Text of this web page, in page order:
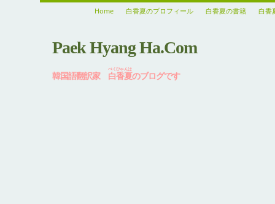
Home 白香夏のプロフィール 白香夏の書籍 白香
Paek Hyang Ha.Com
韓国語翻訳家 白香夏
ぺくひゃんは
のブログです